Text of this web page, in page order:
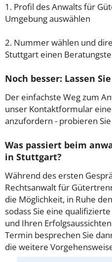
1. Profil des Anwalts für
Umgebung auswählen
2. Nummer wählen und
Stuttgart einen
Noch besser: Lassen
Der einfachste Weg zum
unser Kontaktformular
anzufordern - probieren Sie
Was passiert beim
in Stuttgart?
Während des ersten
Rechtsanwalt für
die Möglichkeit, in Ruhe
sodass Sie eine
und Ihren
Termin besprechen Sie
die weitere